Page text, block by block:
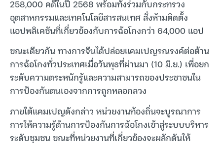
258,000 คดีในปี 2568 พร้อมทั้งร่วมกับกระทรวง
อุตสาหกรรมและเทคโนโลยีสารสนเทศ สั่งห้ามติดตั้ง
แอปพลิเคชันที่เกี่ยวข้องกับการฉ้อโกงกว่า 64,000 แอป
ขณะเดียวกัน ทางการจีนได้ปล่อยแคมเปญรณรงค์ต่อต้าน
การฉ้อโกงทั่วประเทศเมื่อวันพุธที่ผ่านมา (10 มิ.ย.) เพื่อยก
ระดับความตระหนักรู้และความสามารถของประชาชนใน
การป้องกันตนเองจากการถูกหลอกลวง
ภายใต้แคมเปญดังกล่าว หน่วยงานท้องถิ่นจะบูรณาการ
การให้ความรู้ด้านการป้องกันการฉ้อโกงเข้าสู่ระบบบริหาร
ระดับชุมชน ขณะที่หน่วยงานที่เกี่ยวข้องจะผลักดันให้